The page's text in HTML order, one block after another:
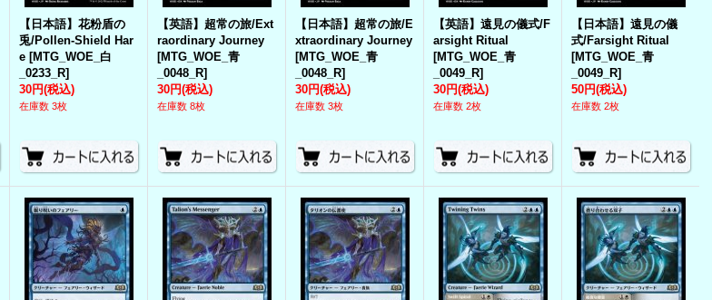
【日本語】花粉盾の
兎/Pollen-Shield Har
e [MTG_WOE_白
_0233_R]
30円(税込)
在庫数 3枚
【英語】超常の旅/Ext
raordinary Journey
[MTG_WOE_青
_0048_R]
30円(税込)
在庫数 8枚
【日本語】超常の旅/E
xtraordinary Journey
[MTG_WOE_青
_0048_R]
30円(税込)
在庫数 3枚
【英語】遠見の儀式/F
arsight Ritual
[MTG_WOE_青
_0049_R]
30円(税込)
在庫数 2枚
【日本語】遠見の儀
式/Farsight Ritual
[MTG_WOE_青
_0049_R]
50円(税込)
在庫数 2枚